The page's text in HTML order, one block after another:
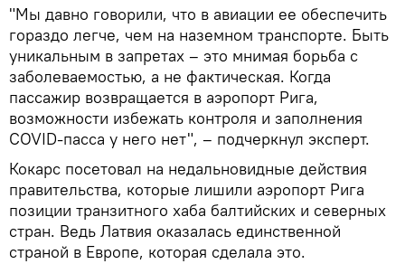
"Мы давно говорили, что в авиации ее обеспечить
гораздо легче, чем на наземном транспорте. Быть
уникальным в запретах – это мнимая борьба с
заболеваемостью, а не фактическая. Когда
пассажир возвращается в аэропорт Рига,
возможности избежать контроля и заполнения
COVID-пасса у него нет", – подчеркнул эксперт.
Кокарс посетовал на недальновидные действия
правительства, которые лишили аэропорт Рига
позиции транзитного хаба балтийских и северных
стран. Ведь Латвия оказалась единственной
страной в Европе, которая сделала это.